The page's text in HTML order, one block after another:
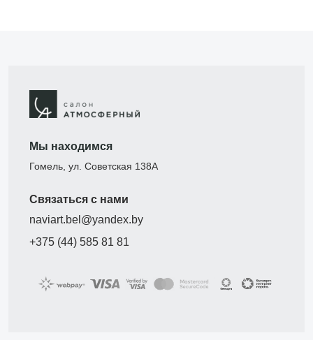
Мы находимся
Гомель, ул. Советская 138А
Связаться с нами
naviart.bel@yandex.by
+375 (44) 585 81 81